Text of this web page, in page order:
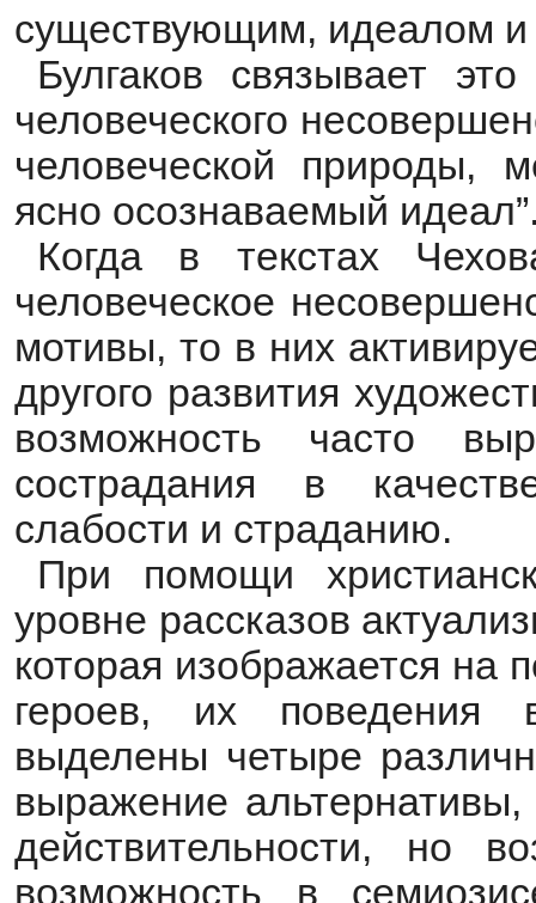
существующим, идеалом
Булгаков связывает
человеческого
человеческой природы,
ясно осознаваемый
Когда в текстах
человеческое
мотивы, то в них
другого развития
возможность часто
сострадания в
слабости и страданию.
При помощи
уровне рассказов
которая изображается на
героев, их поведения
выделены четыре
выражение
действительности, но
возможность в